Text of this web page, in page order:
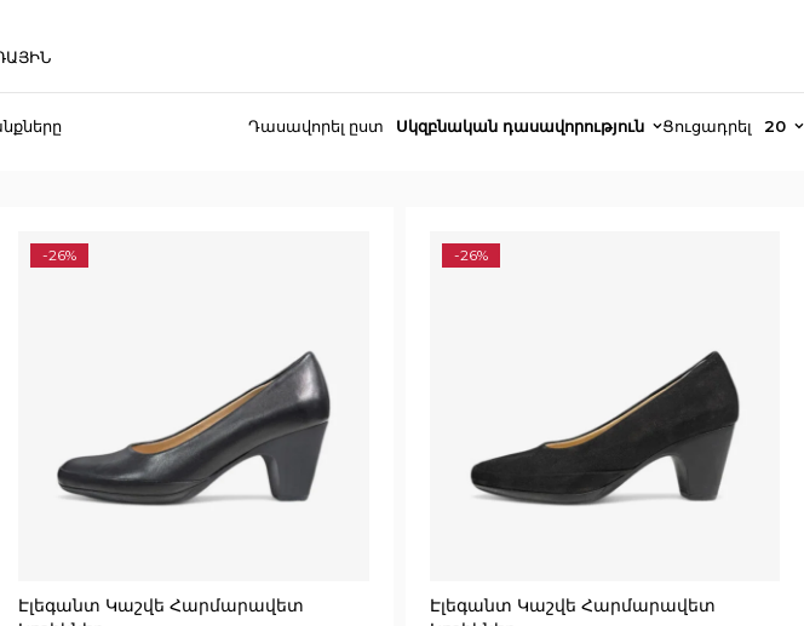
Դասավորել ըստ Սկզբնական դասավորություն Ցուցադրել 20
-26%
Էլեգանտ Կաշվե Հարմարավետ
-26%
Էլեգանտ Կաշվե Հարմարավետ